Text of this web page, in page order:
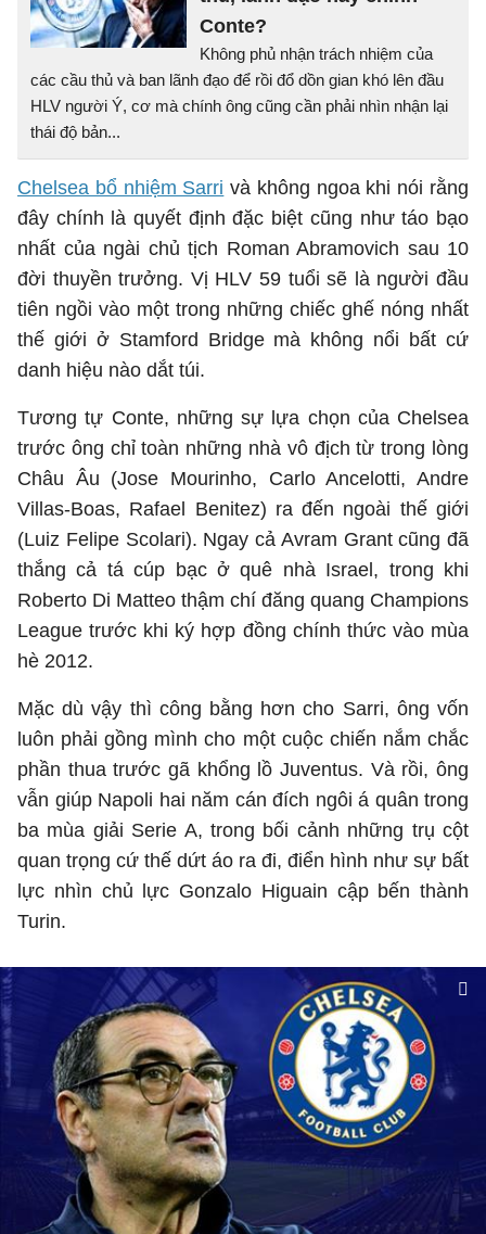
Conte?
Không phủ nhận trách nhiệm của
các cầu thủ và ban lãnh đạo để rồi đổ dồn gian khó lên đầu
HLV người Ý, cơ mà chính ông cũng cần phải nhìn nhận lại
thái độ bản...
Chelsea bổ nhiệm Sarri và không ngoa khi nói rằng
đây chính là quyết định đặc biệt cũng như táo bạo
nhất của ngài chủ tịch Roman Abramovich sau 10
đời thuyền trưởng. Vị HLV 59 tuổi sẽ là người đầu
tiên ngồi vào một trong những chiếc ghế nóng nhất
thế giới ở Stamford Bridge mà không nổi bất cứ
danh hiệu nào dắt túi.
Tương tự Conte, những sự lựa chọn của Chelsea
trước ông chỉ toàn những nhà vô địch từ trong lòng
Châu Âu (Jose Mourinho, Carlo Ancelotti, Andre
Villas-Boas, Rafael Benitez) ra đến ngoài thế giới
(Luiz Felipe Scolari). Ngay cả Avram Grant cũng đã
thắng cả tá cúp bạc ở quê nhà Israel, trong khi
Roberto Di Matteo thậm chí đăng quang Champions
League trước khi ký hợp đồng chính thức vào mùa
hè 2012.
Mặc dù vậy thì công bằng hơn cho Sarri, ông vốn
luôn phải gồng mình cho một cuộc chiến nắm chắc
phần thua trước gã khổng lồ Juventus. Và rồi, ông
vẫn giúp Napoli hai năm cán đích ngôi á quân trong
ba mùa giải Serie A, trong bối cảnh những trụ cột
quan trọng cứ thế dứt áo ra đi, điển hình như sự bất
lực nhìn chủ lực Gonzalo Higuain cập bến thành
Turin.